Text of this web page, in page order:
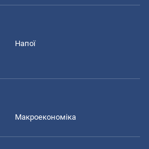
Напої
Макроекономіка